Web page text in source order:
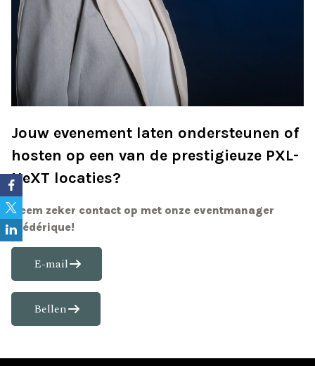
Jouw evenement laten ondersteunen of
hosten op een van de prestigieuze PXL-
NeXT locaties?
Neem zeker contact op met onze eventmanager
Frédérique!
E-mail
Bellen